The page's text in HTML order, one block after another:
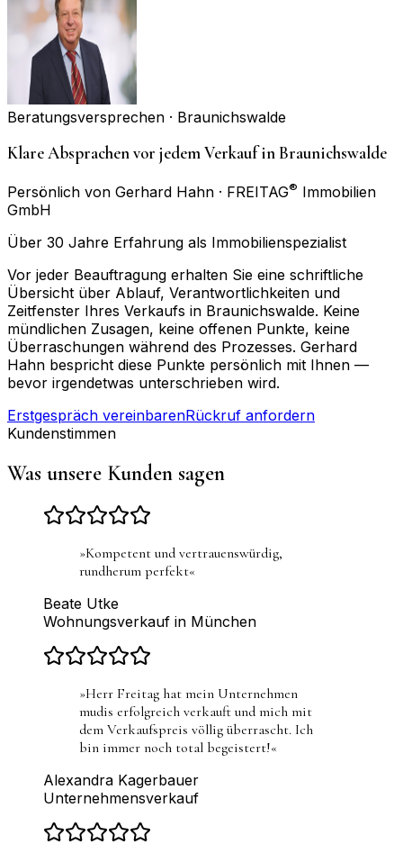
Beratungsversprechen · Braunichswalde
Klare Absprachen vor jedem Verkauf in Braunichswalde
Persönlich von Gerhard Hahn · FREITAG® Immobilien
GmbH
Über 30 Jahre Erfahrung als Immobilienspezialist
Vor jeder Beauftragung erhalten Sie eine schriftliche
Übersicht über Ablauf, Verantwortlichkeiten und
Zeitfenster Ihres Verkaufs in Braunichswalde. Keine
mündlichen Zusagen, keine offenen Punkte, keine
Überraschungen während des Prozesses. Gerhard
Hahn bespricht diese Punkte persönlich mit Ihnen —
bevor irgendetwas unterschrieben wird.
Erstgespräch vereinbarenRückruf anfordern
Kundenstimmen
Was unsere Kunden sagen
»Kompetent und vertrauenswürdig,
rundherum perfekt«
Beate Utke
Wohnungsverkauf in München
»Herr Freitag hat mein Unternehmen
mudis erfolgreich verkauft und mich mit
dem Verkaufspreis völlig überrascht. Ich
bin immer noch total begeistert!«
Alexandra Kagerbauer
Unternehmensverkauf